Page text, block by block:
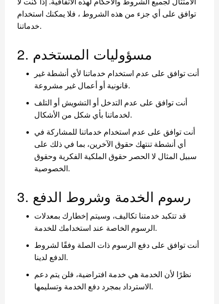
الامتثال لجميع الشروط والأحكام لهذه الاتفاقية. إذا كنت لا
توافق على أي جزء من هذه الشروط ، فلا يمكنك استخدام
خدماتنا.
2. مسؤوليات المستخدم
أنت توافق على عدم استخدام خدماتنا لأي أنشطة غير
قانونية أو أعمال غير مشروعة.
أنت توافق على عدم التدخل أو التشويش أو التلف
لخدماتنا بأي شكل من الأشكال.
أنت توافق على عدم استخدام خدماتنا للمشاركة في
أي أنشطة تنتهك حقوق الآخرين، بما في ذلك على
سبيل المثال لا الحصر حقوق الملكية الفكرية وحقوق
الخصوصية.
3. رسوم الخدمة وشروط الدفع
قد تتكبد خدمتنا تكاليف، وسيتم إخطارك بمعدلات
الرسوم الخاصة عند استخدامك للخدمة.
أنت توافق على دفع الرسوم ذات الصلة وفقًا لشروط
الدفع لدينا.
نظرًا لأن الخدمة هي خدمة افتراضية، فلن يتم دعم
الاسترداد بمجرد دفع الخدمة وتسليمها.